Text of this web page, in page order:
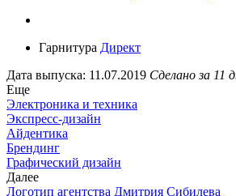
Гарнитура Директ
Дата выпуска: 11.07.2019 Сделано за 11
Еще
Электроника и техника
Экспресс-дизайн
Айдентика
Брендинг
Графический дизайн
Далее
Логотип агентства Дмитрия Сибилева